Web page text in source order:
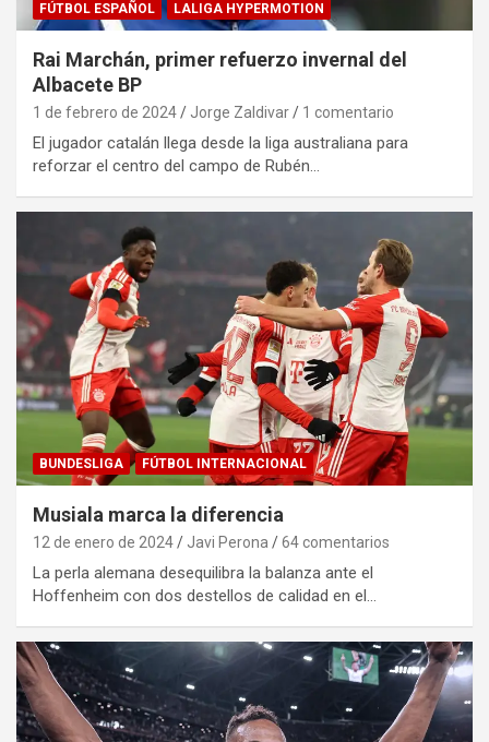
FÚTBOL ESPAÑOL LALIGA HYPERMOTION
Rai Marchán, primer refuerzo invernal del
Albacete BP
1 de febrero de 2024 Jorge Zaldivar 1 comentario
El jugador catalán llega desde la liga australiana para
reforzar el centro del campo de Rubén…
BUNDESLIGA FÚTBOL INTERNACIONAL
Musiala marca la diferencia
12 de enero de 2024 Javi Perona 64 comentarios
La perla alemana desequilibra la balanza ante el
Hoffenheim con dos destellos de calidad en el…